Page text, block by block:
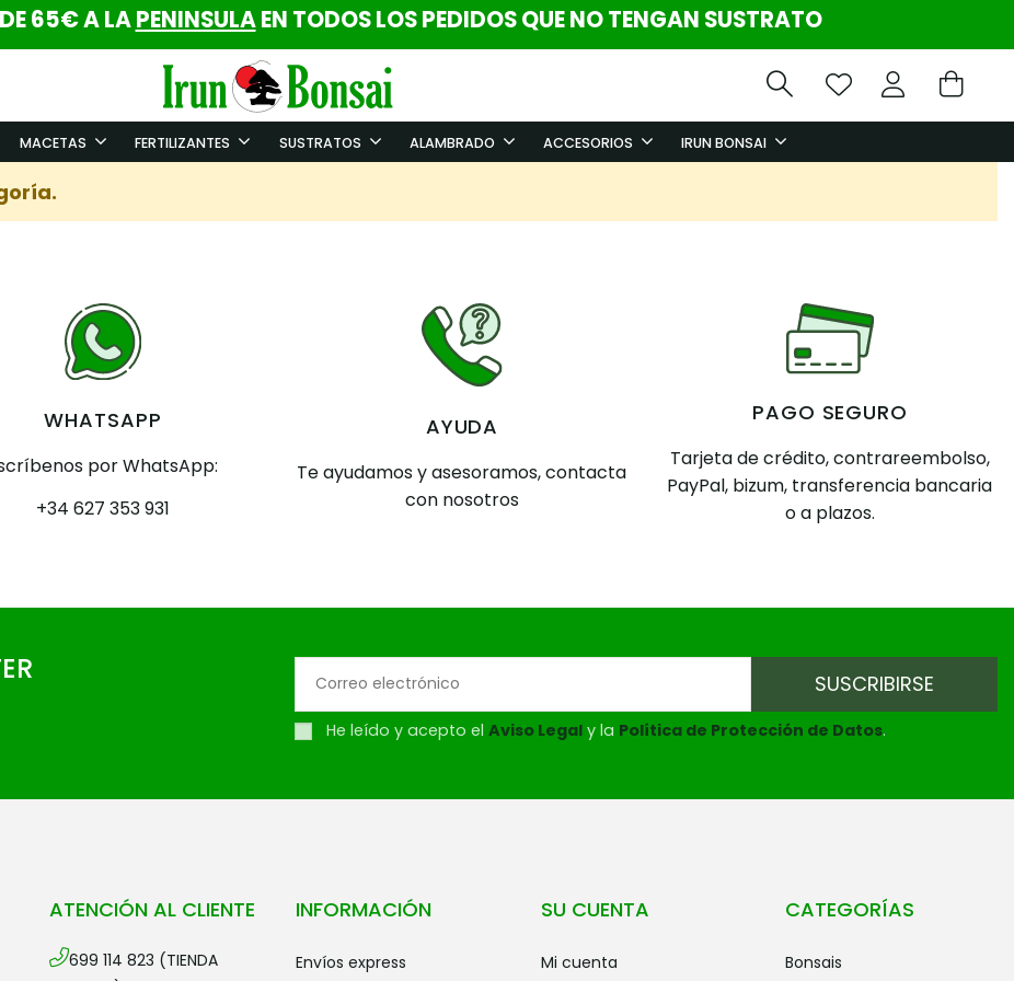
65€ A LAPENINSULAEN TODOS LOS PEDIDOS QUE NO TENGAN SUSTRATO
MACETAS FERTILIZANTES SUSTRATOS ALAMBRADO ACCESORIOS IRUN BONSAI
WHATSAPP
por WhatsApp:
+34 627 353 931
AYUDA
Te ayudamos y asesoramos, contacta
con nosotros
PAGO SEGURO
Tarjeta de crédito, contrareembolso,
PayPal, bizum, transferencia bancaria
o a plazos.
He leído y acepto el Aviso Legal y la Política de Protección de Datos.
ATENCIÓN AL CLIENTE
699 114 823 (TIENDA
INFORMACIÓN
envíos express
SU CUENTA
mi cuenta
CATEGORÍAS
bonsais